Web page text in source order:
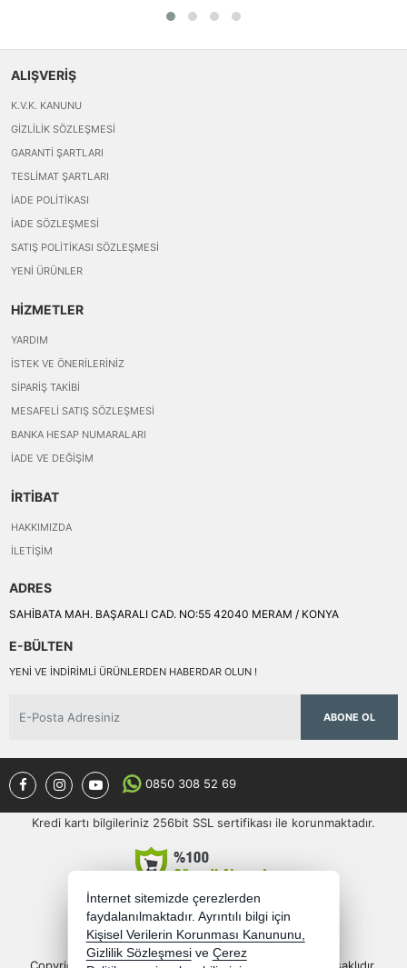
ALIŞVERİŞ
K.V.K. KANUNU
GIZLILIK SÖZLEŞMESI
GARANTI ŞARTLARI
TESLIMAT ŞARTLARI
İADE POLITIKASI
İADE SÖZLEŞMESI
SATIŞ POLITIKASI SÖZLEŞMESI
YENI ÜRÜNLER
HİZMETLER
YARDIM
İSTEK VE ÖNERILERINIZ
SIPARIŞ TAKIBI
MESAFELI SATIŞ SÖZLEŞMESI
BANKA HESAP NUMARALARI
İADE VE DEĞIŞIM
İRTİBAT
HAKKIMIZDA
İLETIŞIM
ADRES
SAHİBATA MAH. BAŞARALI CAD. NO:55 42040 MERAM / KONYA
E-BÜLTEN
YENI VE INDIRIMLI ÜRÜNLERDEN HABERDAR OLUN !
ABONE OL
0850 308 52 69
Kredi kartı bilgileriniz 256bit SSL sertifikası ile korunmaktadır.
İnternet sitemizde çerezlerden
faydalanılmaktadır. Ayrıntılı bilgi için
Kişisel Verilerin Korunması Kanununu,
Gizlilik Sözleşmesi ve Çerez